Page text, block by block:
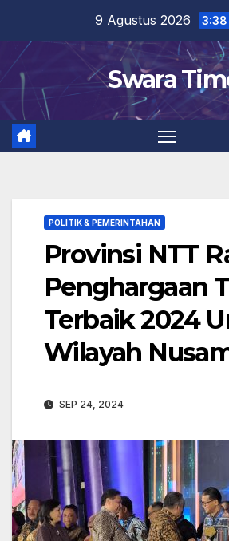
content
9 Agustus 2026 3:38
Swara
POLITIK & PEMERINTAHAN
Provinsi NTT
Penghargaan
Terbaik 2024
Wilayah
SEP 24, 2024